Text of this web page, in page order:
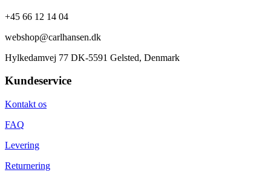
+45 66 12 14 04
webshop@carlhansen.dk
Hylkedamvej 77 DK-5591 Gelsted, Denmark
Kundeservice
Kontakt os
FAQ
Levering
Returnering